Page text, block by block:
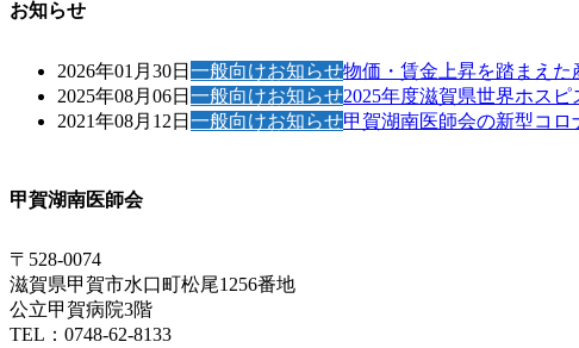
お知らせ
2026年01月30日 一般向けお知らせ物価・賃金上昇を踏まえ
2025年08月06日 一般向けお知らせ2025年度滋賀県世界ホス
2021年08月12日 一般向けお知らせ甲賀湖南医師会の新型コ
甲賀湖南医師会
〒528-0074
滋賀県甲賀市水口町松尾1256番地
公立甲賀病院3階
TEL：0748-62-8133